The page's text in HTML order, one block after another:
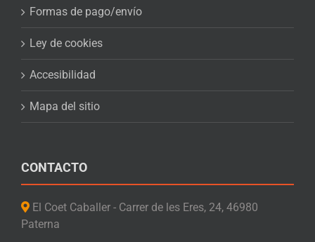
Formas de pago/envío
Ley de cookies
Accesibilidad
Mapa del sitio
CONTACTO
El Coet Caballer - Carrer de les Eres, 24, 46980
Paterna